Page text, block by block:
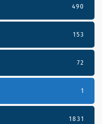
490
153
72
1
1831